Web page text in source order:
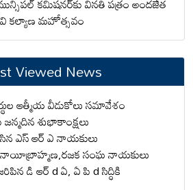
కల్యాణ మహోత్సవం
Viewed News
ఆత్మీయ వీడుకోలు సమావేశం
శుభాకాంక్షలు
ఎస్ ఆర్ ఎ నాయకులు
నాయీబ్రాహ్మణ,రజక సంఘ నాయకులు
డి ఆర్ d ఏ, ఏ పి d సిద్ధికి